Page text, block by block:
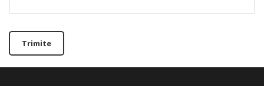
Trimite